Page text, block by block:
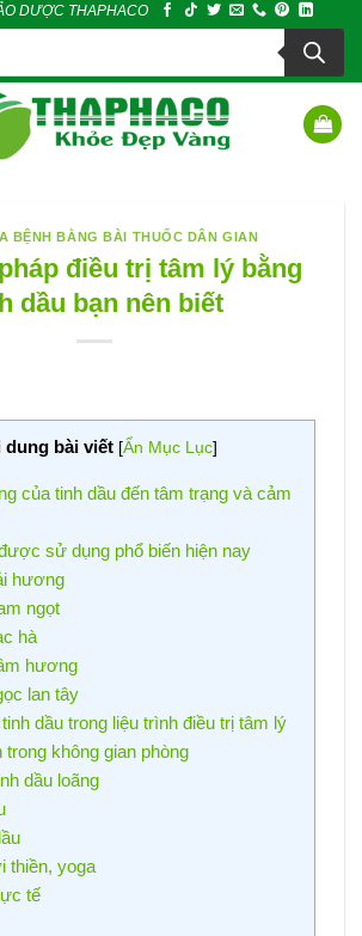
DƯỢC THAPHACO
BỆNH BẰNG BÀI THUỐC DÂN GIAN
điều trị tâm lý bằng
dầu bạn nên biết
dung bài viết [Ẩn Mục Lục]
của tinh dầu đến tâm trạng và cảm
sử dụng phổ biến hiện nay
hương
ngọt
hà
hương
lan tây
dầu trong liệu trình điều trị tâm lý
trong không gian phòng
dầu loãng
thiền, yoga
tế